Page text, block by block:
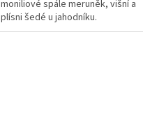
moniliové spále meruněk, višní a
plísni šedé u jahodníku.